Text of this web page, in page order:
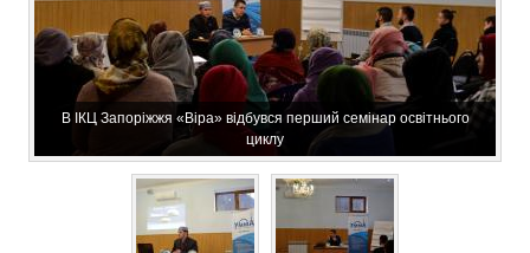
В ІКЦ Запоріжжя «Віра» відбувся перший семінар освітнього
циклу